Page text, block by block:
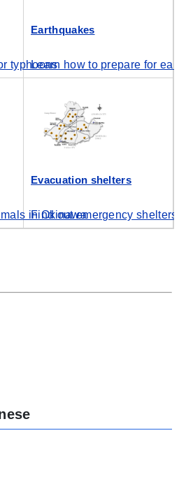
typhoons
Earthquakes
Learn how to prepare for
in Okinawa
Evacuation shelters
Find out emergency